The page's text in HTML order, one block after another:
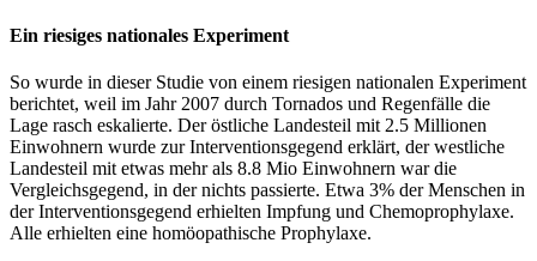
Ein riesiges nationales Experiment
So wurde in dieser Studie von einem riesigen nationalen Experiment
berichtet, weil im Jahr 2007 durch Tornados und Regenfälle die
Lage rasch eskalierte. Der östliche Landesteil mit 2.5 Millionen
Einwohnern wurde zur Interventionsgegend erklärt, der westliche
Landesteil mit etwas mehr als 8.8 Mio Einwohnern war die
Vergleichsgegend, in der nichts passierte. Etwa 3% der Menschen in
der Interventionsgegend erhielten Impfung und Chemoprophylaxe.
Alle erhielten eine homöopathische Prophylaxe.